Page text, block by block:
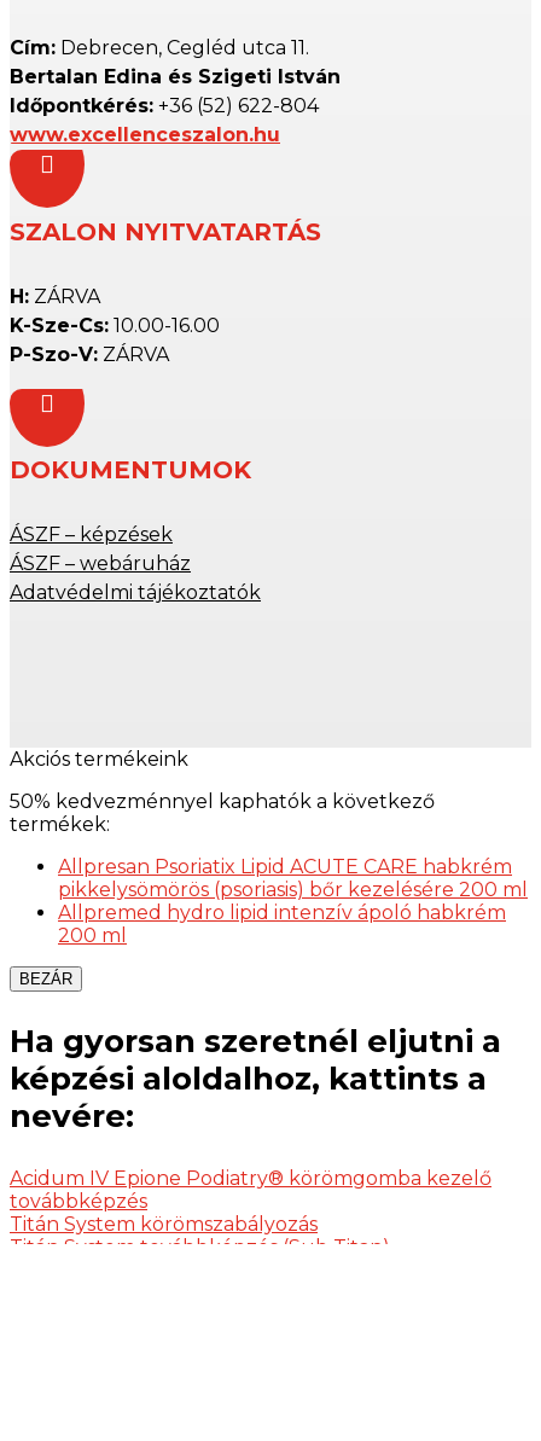
Cím: Debrecen, Cegléd utca 11.
Bertalan Edina és Szigeti István
Időpontkérés: +36 (52) 622-804
www.excellenceszalon.hu

SZALON NYITVATARTÁS
H: ZÁRVA
K-Sze-Cs: 10.00-16.00
P-Szo-V: ZÁRVA

DOKUMENTUMOK
ÁSZF – képzések
ÁSZF – webáruház
Adatvédelmi tájékoztatók
Akciós termékeink
50% kedvezménnyel kaphatók a következő
termékek:
Allpresan Psoriatix Lipid ACUTE CARE habkrém
pikkelysömörös (psoriasis) bőr kezelésére 200 ml
Allpremed hydro lipid intenzív ápoló habkrém
200 ml
BEZÁR
Ha gyorsan szeretnél eljutni a
képzési aloldalhoz, kattints a
nevére:
Acidum IV Epione Podiatry® körömgomba kezelő
továbbképzés
Titán System körömszabályozás
Titán System továbbképzés (Sub Titan)